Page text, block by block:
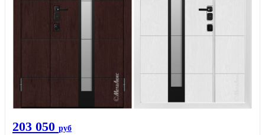
203 050 руб